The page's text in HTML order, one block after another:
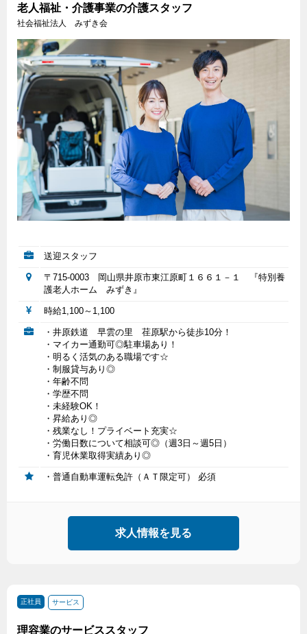
老人福祉・介護事業の介護スタッフ
社会福祉法人 みずき会
送迎スタッフ
〒715-0003 岡山県井原市東江原町１６６１－１ 『特別養
護老人ホーム みずき』
時給1,100～1,100
・井原鉄道 早雲の里 荏原駅から徒歩10分！
・マイカー通勤可◎駐車場あり！
・明るく活気のある職場です☆
・制服貸与あり◎
・年齢不問
・学歴不問
・未経験OK！
・昇給あり◎
・残業なし！プライベート充実☆
・労働日数について相談可◎（週3日～週5日）
・育児休業取得実績あり◎
・普通自動車運転免許（ＡＴ限定可） 必須
求人情報を見る
正社員 サービス
理容業のサービススタッフ